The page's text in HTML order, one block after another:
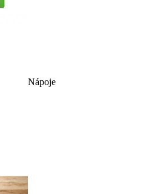
Nápoje